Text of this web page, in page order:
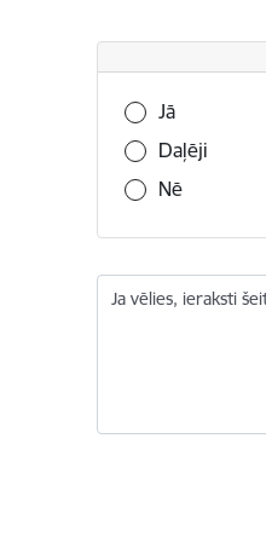
Vai šī
Jā
Daļēji
Nē
Ja vēlies, ieraksti